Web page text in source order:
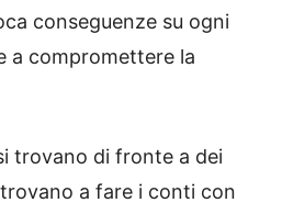
conseguenze su ogni
a compromettere la
trovano di fronte a dei
a fare i conti con